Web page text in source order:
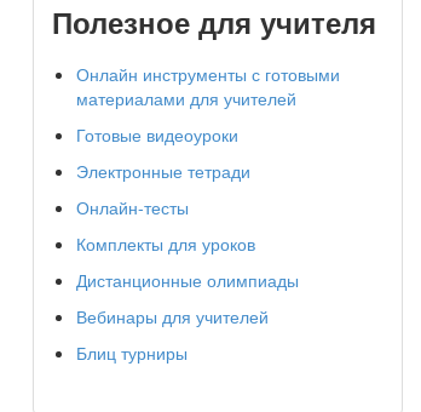
Полезное для учителя
Онлайн инструменты с готовыми
материалами для учителей
Готовые видеоуроки
Электронные тетради
Онлайн-тесты
Комплекты для уроков
Дистанционные олимпиады
Вебинары для учителей
Блиц турниры